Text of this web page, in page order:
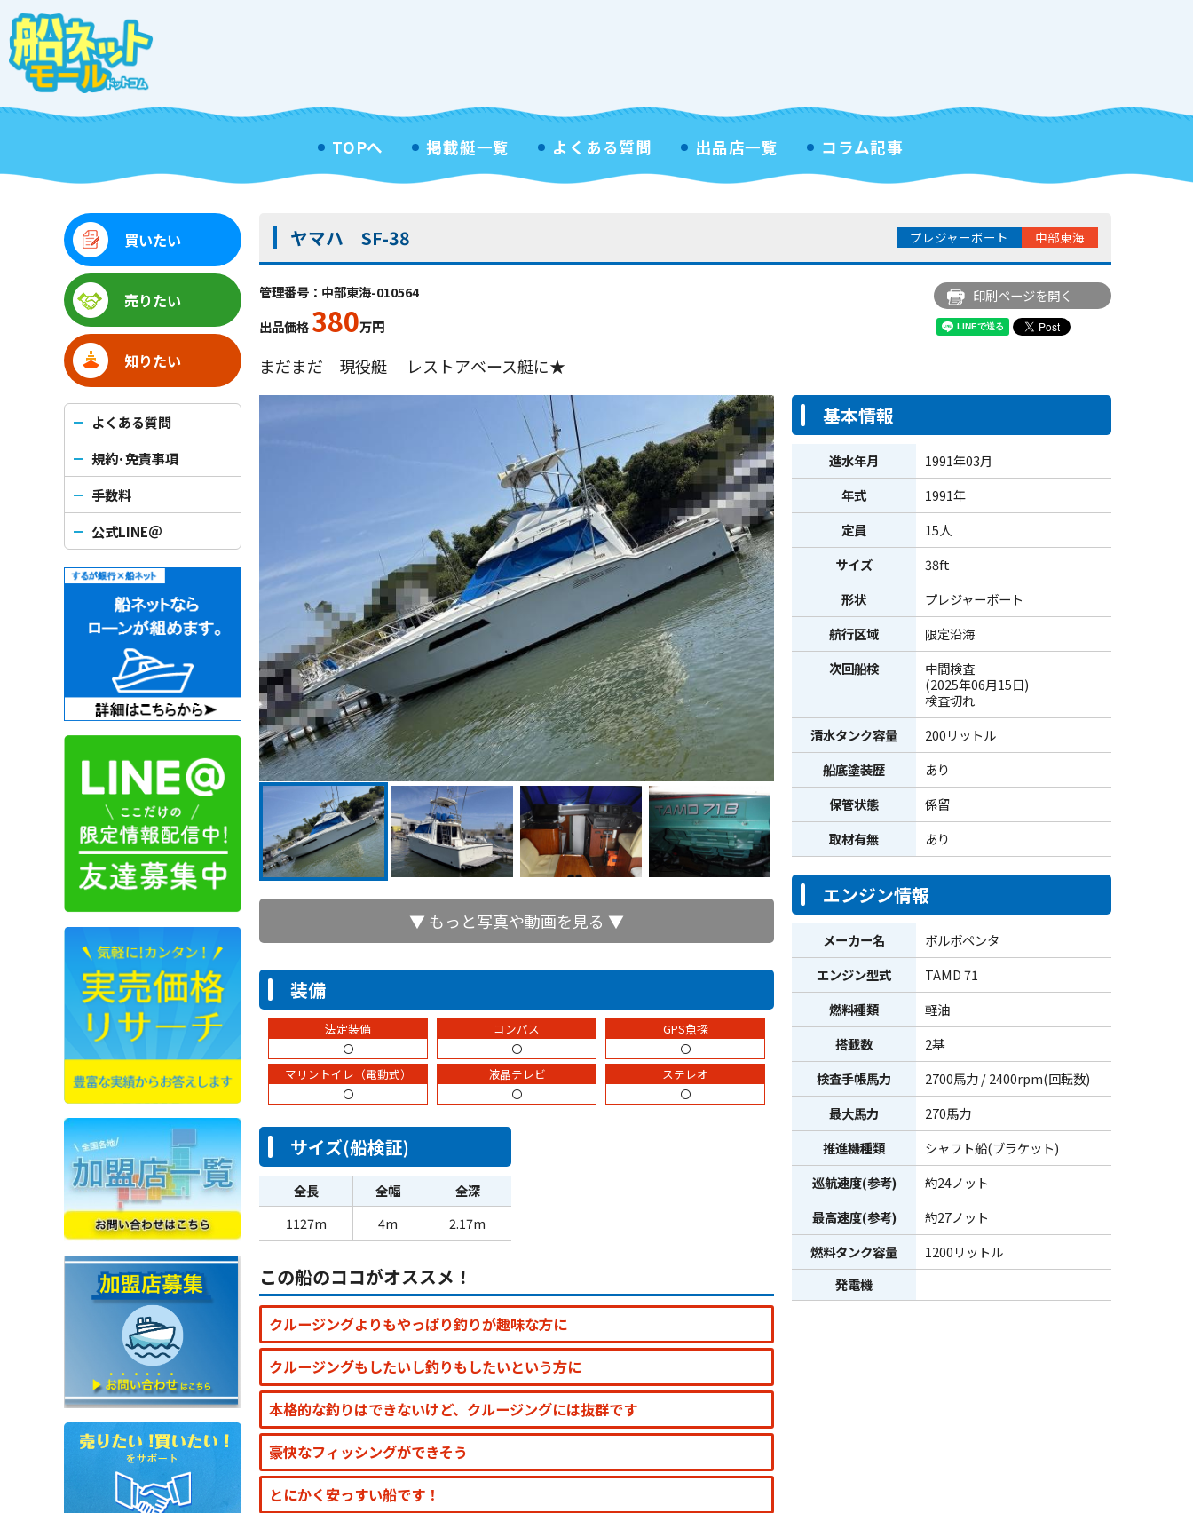
TOPへ 掲載艇一覧 よくある質問 出品店一覧 コラム記事
ヤマハ SF-38 プレジャーボート 中部東海
管理番号：中部東海-010564
出品価格380万円
印刷ページを開く
まだまだ 現役艇 レストアベース艇に★
▼ もっと写真や動画を見る ▼
装備
法定装備
〇
コンパス
〇
GPS魚探
〇
マリントイレ（電動式）
〇
液晶テレビ
〇
ステレオ
〇
サイズ(船検証)
全長 全幅
全深
1127m
4m 2.17m
この船のココがオススメ！
クルージングよりもやっぱり釣りが趣味な方に
クルージングもしたいし釣りもしたいという方に
本格的な釣りはできないけど、クルージングには抜群です
豪快なフィッシングができそう
とにかく安っすい船です！
基本情報
進水年月
1991年03月
年式
1991年
定員
15人
サイズ
38ft
形状
プレジャーボート
航行区域
限定沿海
次回船検
中間検査
(2025年06月15日)
検査切れ
清水タンク容量
200リットル
船底塗装歴
あり
保管状態
係留
取材有無
あり
エンジン情報
メーカー名
ボルボペンタ
エンジン型式
TAMD 71
燃料種類
軽油
搭載数
2基
検査手帳馬力
2700馬力 / 2400rpm(回転数)
最大馬力
270馬力
推進機種類
シャフト船(ブラケット)
巡航速度(参考)
約24ノット
最高速度(参考)
約27ノット
燃料タンク容量
1200リットル
発電機
買いたい
売りたい
知りたい
よくある質問
規約･免責事項
手数料
公式LINE＠